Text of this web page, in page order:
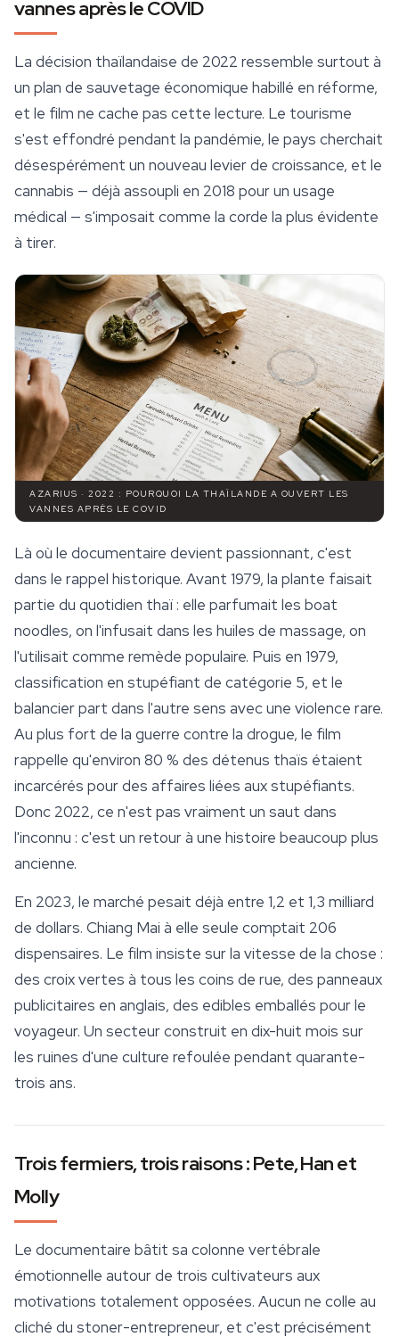
vannes après le COVID
La décision thaïlandaise de 2022 ressemble surtout à
un plan de sauvetage économique habillé en réforme,
et le film ne cache pas cette lecture. Le tourisme
s'est effondré pendant la pandémie, le pays cherchait
désespérément un nouveau levier de croissance, et le
cannabis — déjà assoupli en 2018 pour un usage
médical — s'imposait comme la corde la plus évidente
à tirer.
AZARIUS · 2022 : POURQUOI LA THAÏLANDE A OUVERT LES
VANNES APRÈS LE COVID
Là où le documentaire devient passionnant, c'est
dans le rappel historique. Avant 1979, la plante faisait
partie du quotidien thaï : elle parfumait les boat
noodles, on l'infusait dans les huiles de massage, on
l'utilisait comme remède populaire. Puis en 1979,
classification en stupéfiant de catégorie 5, et le
balancier part dans l'autre sens avec une violence rare.
Au plus fort de la guerre contre la drogue, le film
rappelle qu'environ 80 % des détenus thaïs étaient
incarcérés pour des affaires liées aux stupéfiants.
Donc 2022, ce n'est pas vraiment un saut dans
l'inconnu : c'est un retour à une histoire beaucoup plus
ancienne.
En 2023, le marché pesait déjà entre 1,2 et 1,3 milliard
de dollars. Chiang Mai à elle seule comptait 206
dispensaires. Le film insiste sur la vitesse de la chose :
des croix vertes à tous les coins de rue, des panneaux
publicitaires en anglais, des edibles emballés pour le
voyageur. Un secteur construit en dix-huit mois sur
les ruines d'une culture refoulée pendant quarante-
trois ans.
Trois fermiers, trois raisons : Pete, Han et
Molly
Le documentaire bâtit sa colonne vertébrale
émotionnelle autour de trois cultivateurs aux
motivations totalement opposées. Aucun ne colle au
cliché du stoner-entrepreneur, et c'est précisément